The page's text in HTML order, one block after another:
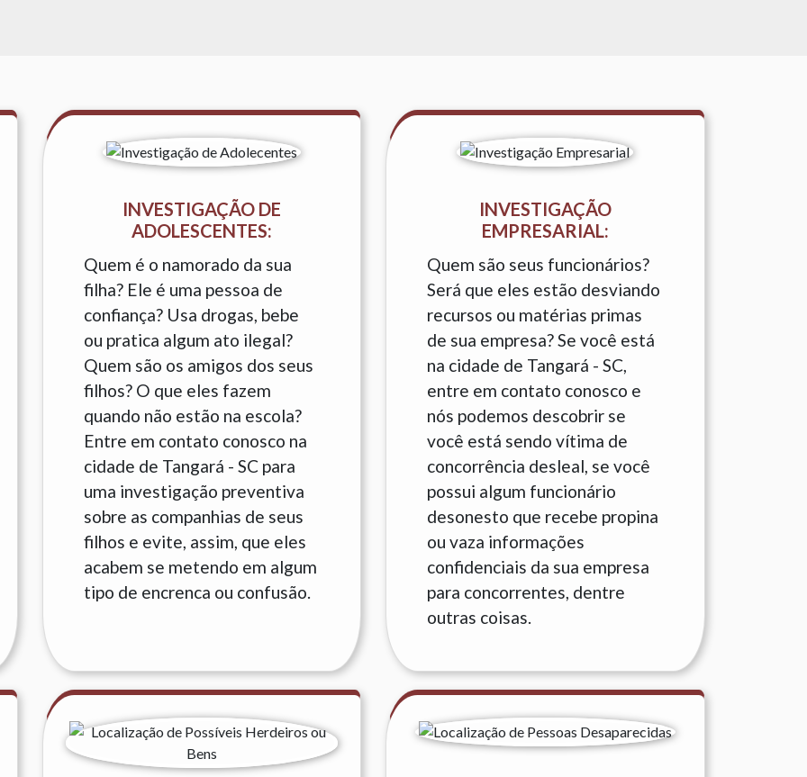
INVESTIGAÇÃO DE
ADOLESCENTES:
Quem é o namorado da sua
filha? Ele é uma pessoa de
confiança? Usa drogas, bebe
ou pratica algum ato ilegal?
Quem são os amigos dos seus
filhos? O que eles fazem
quando não estão na escola?
Entre em contato conosco na
cidade de Tangará - SC para
uma investigação preventiva
sobre as companhias de seus
filhos e evite, assim, que eles
acabem se metendo em algum
tipo de encrenca ou confusão.
INVESTIGAÇÃO
EMPRESARIAL:
Quem são seus funcionários?
Será que eles estão desviando
recursos ou matérias primas
de sua empresa? Se você está
na cidade de Tangará - SC,
entre em contato conosco e
nós podemos descobrir se
você está sendo vítima de
concorrência desleal, se você
possui algum funcionário
desonesto que recebe propina
ou vaza informações
confidenciais da sua empresa
para concorrentes, dentre
outras coisas.